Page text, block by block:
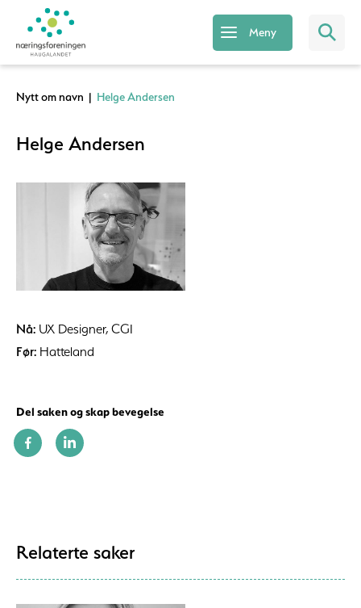
Meny
Nytt om navn | Helge Andersen
Helge Andersen
Nå: UX Designer, CGI
Før: Hatteland
Del saken og skap bevegelse
Relaterte saker